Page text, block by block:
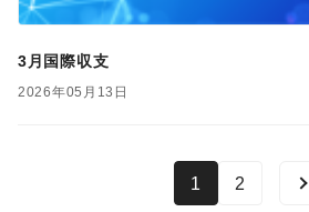
3月国際収支
2026年05月13日
1 2